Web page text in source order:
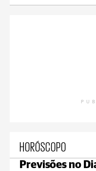
HORÓSCOPO
Previsões no